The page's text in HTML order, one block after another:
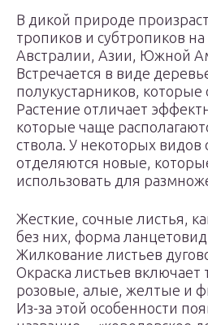
В дикой природе
тропиков и субтропиков
Австралии, Азии, Южной
Встречается в виде
полукустарников, которые
Растение отличает
которые чаще
ствола. У некоторых видов
отделяются новые,
использовать для
Жесткие, сочные листья,
без них, форма
Жилкование листьев
Окраска листьев
розовые, алые, желтые и
Из-за этой особенности